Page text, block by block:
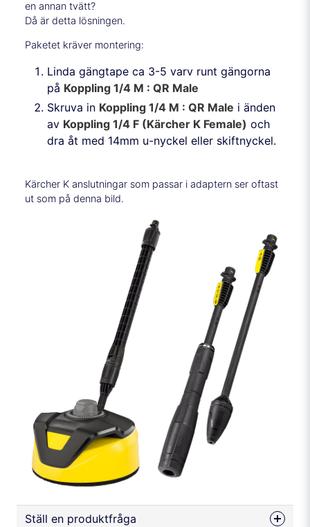
en annan tvätt?
Då är detta lösningen.
Paketet kräver montering:
Linda gängtape ca 3-5 varv runt gängorna
på Koppling 1/4 M : QR Male
Skruva in Koppling 1/4 M : QR Male i änden
av Koppling 1/4 F (Kärcher K Female) och
dra åt med 14mm u-nyckel eller skiftnyckel.
Kärcher K anslutningar som passar i adaptern ser oftast
ut som på denna bild.
Ställ en produktfråga